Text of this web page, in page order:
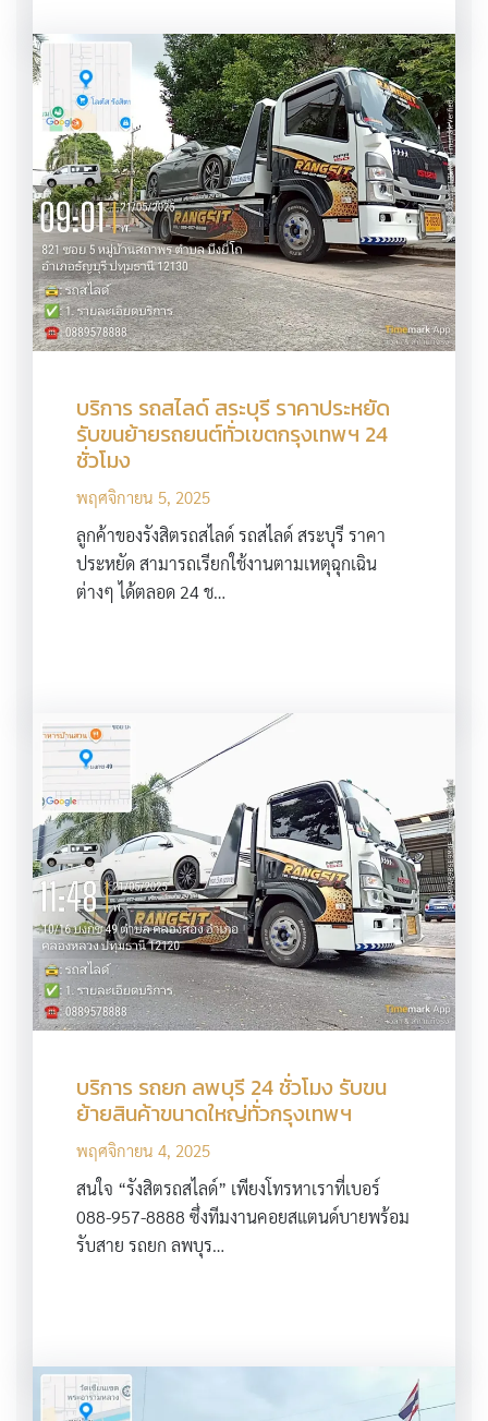
บริการ รถสไลด์ สระบุรี ราคาประหยัด
รับขนย้ายรถยนต์ทั่วเขตกรุงเทพฯ 24
ชั่วโมง
พฤศจิกายน 5, 2025
ลูกค้าของรังสิตรถสไลด์ รถสไลด์ สระบุรี ราคา
ประหยัด สามารถเรียกใช้งานตามเหตุฉุกเฉิน
ต่างๆ ได้ตลอด 24 ช…
บริการ รถยก ลพบุรี 24 ชั่วโมง รับขน
ย้ายสินค้าขนาดใหญ่ทั่วกรุงเทพฯ
พฤศจิกายน 4, 2025
สนใจ “รังสิตรถสไลด์” เพียงโทรหาเราที่เบอร์
088-957-8888 ซึ่งทีมงานคอยสแตนด์บายพร้อม
รับสาย รถยก ลพบุร…